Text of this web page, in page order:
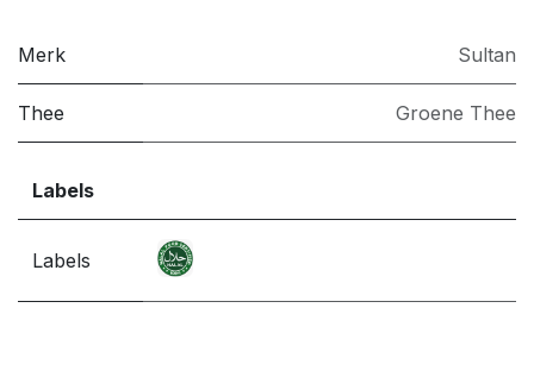
Merk Sultan
Thee Groene Thee
Labels
Labels